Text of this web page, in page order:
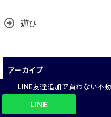
LINE友達追加で買わない不
LINE
遊び
アーカイブ
ア